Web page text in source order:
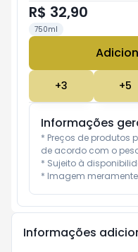
R$ 32,90
750ml
+3 +5
Informações
* Preços de produtos
de acordo com o
* Sujeito à
* Imagem
Informações